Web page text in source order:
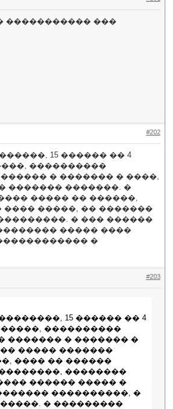
����������� ���
#202
15 ������ �� 4
����������
� ������� � ����,
������� �������. �
����� �� ������,
�����, �� �������
� ��� ������
����� ����
�
#203
15 ������ �� 4
����������
������� � ������� �
����� �������
���� �� ������
��������
������ ����� �
����������, �
� ���������